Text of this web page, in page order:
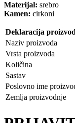
Materijal: srebro
Kamen: cirkoni
Deklaracija
Naziv proizvoda
Vrsta proizvoda
Količina
Sastav
Poslovno ime
Zemlja proizvodnje